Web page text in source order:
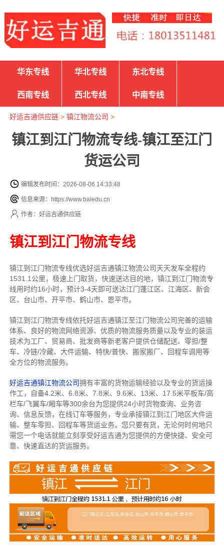
华东专线 华北专线 东北专线
西南专线 西北专线 中南专线
好运吉通供应链> 镇江物流公司 >
镇江到江门物流专线-镇江至江门
货运公司
编辑发布时间：2026-08-06 14:33:48
信息来源：https://www.baiedu.cn
作者：好运吉通供应链
镇江到江门物流专线
镇江到江门物流专线优选好运吉通镇江物流公司天天发车全程约
1531.1公里， 极速上门取货，快速送达目的地，镇江到江门物流专
线用时约16小时，预计3-4天即可送达江门蓬江区、江海区、新会
区、台山市、开平市、鹤山市、恩平市。
镇江到江门物流专线依托好运吉通镇江至江门物流公司完善的运输
体系、良好的物流网络资源、优质的物流服务质量以及专业的装运
技术为工厂、贸易商、批发商等新老客户提供仓储配送、零担/整
车、冷链/冷藏、大件运输、特快/普快、搬家搬厂、回程车调用等
全方位的物流服务。
好运吉通镇江物流公司拥有丰富的货物运输经验以及专业的货运操
作工，自备4.2米、6.8米、7.8米、9.6米、13米、17.5米平板车/高
栏车/飞翼车/厢车等300余台为您提供24小时货物查询、业务咨
询、信息反馈，在线订车等服务， 专业承接镇江到江门地区大件运
输、整车零担、回程车等货运业务。 您只要有货，无论何时何地只
需您一个电话就能立刻享受好运吉通为您提供的方便快捷、安全可
靠、快速直达的货运服务。